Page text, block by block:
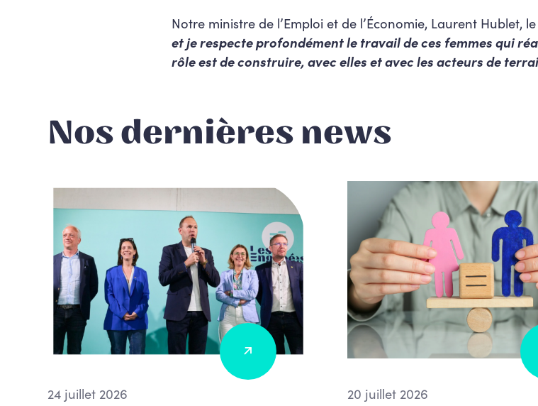
Notre ministre de l’Emploi et de l’Économie, Laurent Hublet,
et je respecte profondément le travail de ces femmes qui
rôle est de construire, avec elles et avec les acteurs de
Nos dernières news
24 juillet 2026 20 juillet 2026